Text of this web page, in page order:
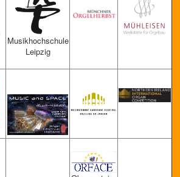
Musikhochschule
Leipzig